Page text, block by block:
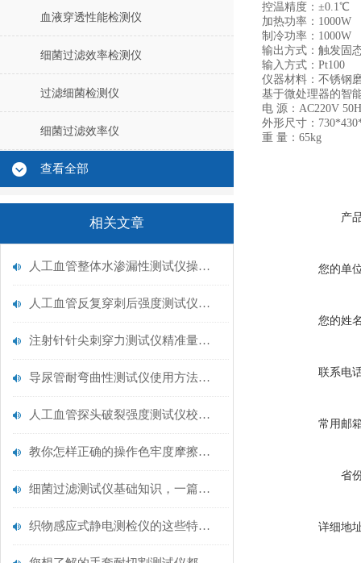
血液穿透性能检测仪
细菌过滤效率检测仪
过滤细菌检测仪
细菌过滤效率仪
查看全部
相关文章
人工血管整体水渗漏性测试仪操作中最容易出错的步骤
人工血管反复穿刺后强度测试仪是什么？透析患者的“生命管“质量靠它把关！
注射针针尖刺穿力测试仪精准量化针尖锋利度，构筑临床安全防线
导尿管耐弯曲性测试仪使用方法与操作规范
人工血管探头破裂强度测试仪校准规范：精准赋能医疗安全的技术基准
教你怎样正确的操作色牢度摩擦测试机
细菌过滤测试仪基础知识，一篇搞定
织物感应式静电测检仪的这些特点很少有人都知道
控温精度：±0.1℃
加热功率：1000W
制冷功率：1000W
输出方式：触发固
输入方式：Pt100
仪器材料：不锈钢
基于微处理器的智
电 源：AC220V
外形尺寸：
重 量：65kg
产
您的单
您的姓
联系电
常用邮
省
详细地